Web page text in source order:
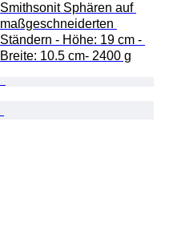
Smithsonit Sphären auf
maßgeschneiderten
Ständern - Höhe: 19 cm -
Breite: 10.5 cm- 2400 g